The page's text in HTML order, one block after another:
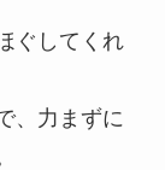
ぐしてくれ
、力まずに